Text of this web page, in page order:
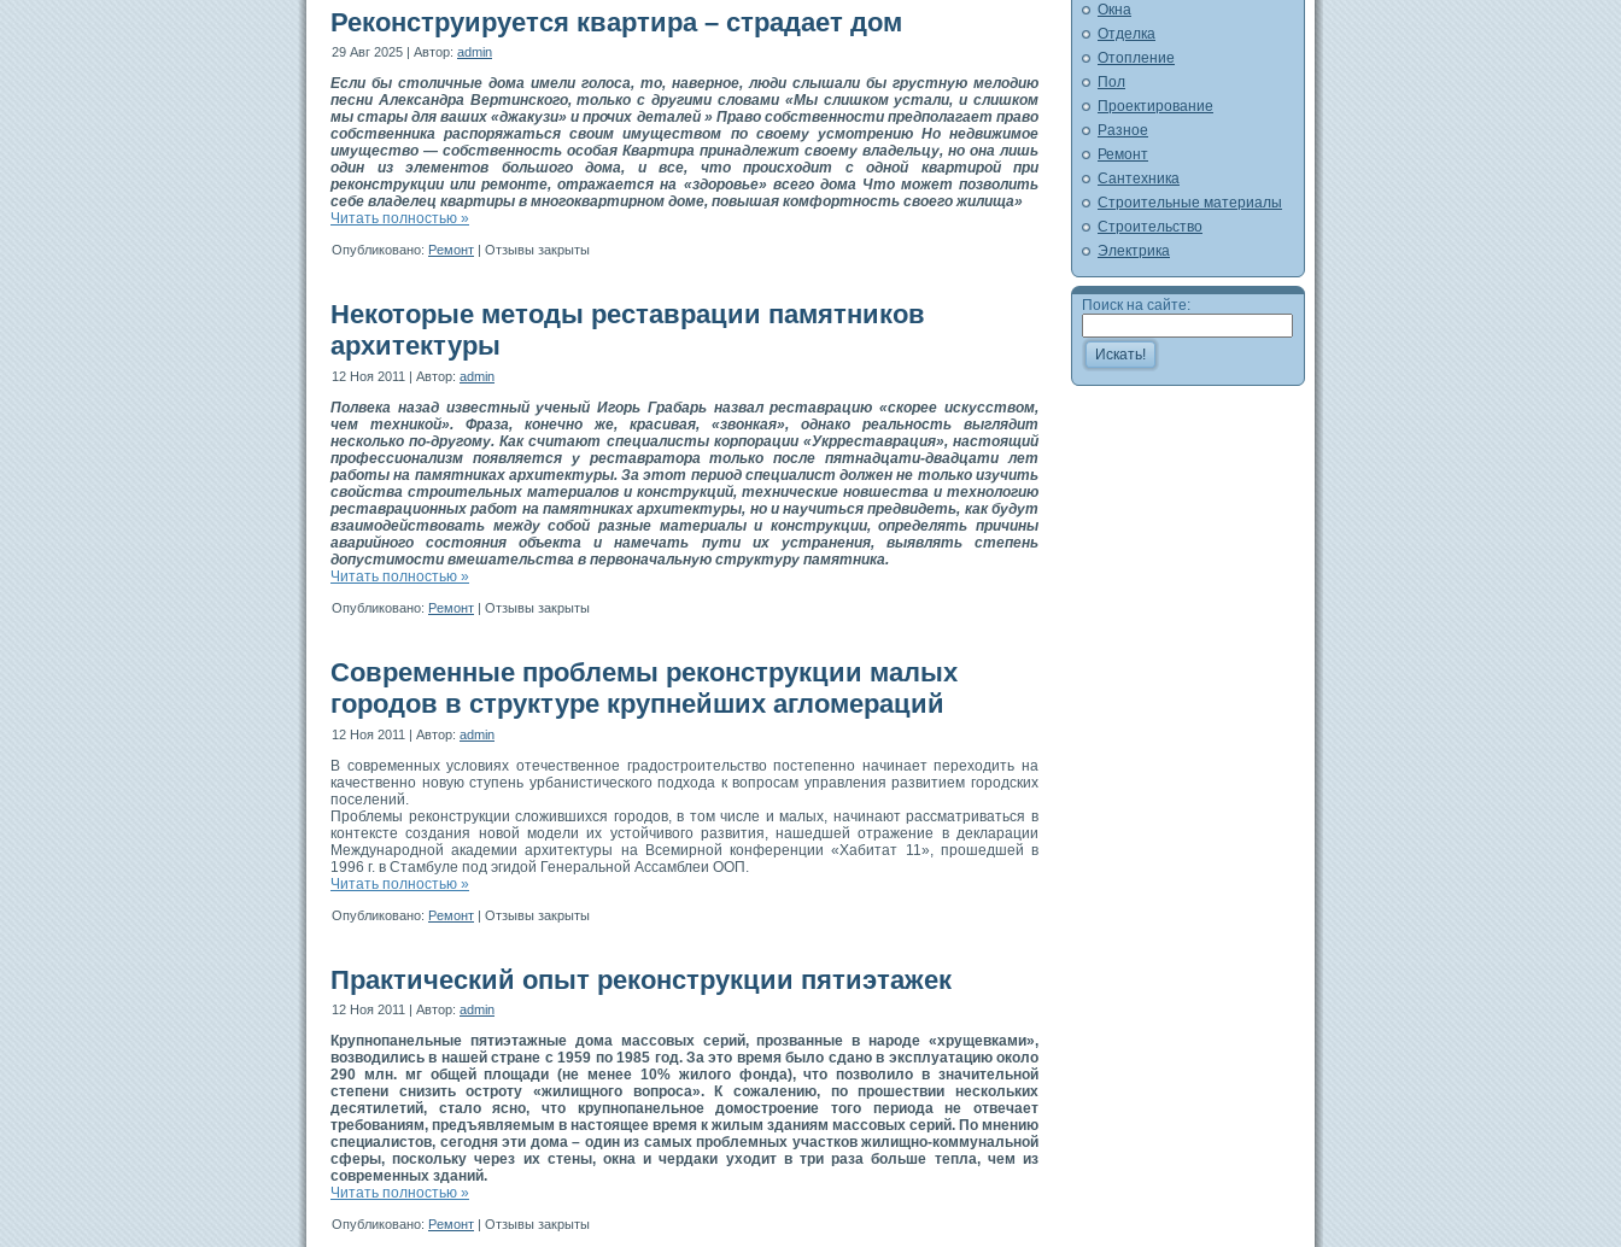
Реконструируется квартира – страдает дом
29 Авг 2025 | Автор: admin
Если бы столичные дома имели голоса, то, наверное, люди слышали бы грустную мелодию
песни Александра Вертинского, только с другими словами «Мы слишком устали, и слишком
мы стары для ваших «джакузи» и прочих деталей » Право собственности предполагает право
собственника распоряжаться своим имуществом по своему усмотрению Но недвижимое
имущество — собственность особая Квартира принадлежит своему владельцу, но она лишь
один из элементов большого дома, и все, что происходит с одной квартирой при
реконструкции или ремонте, отражается на «здоровье» всего дома Что может позволить
себе владелец квартиры в многоквартирном доме, повышая комфортность своего жилища»
Читать полностью »
Опубликовано: Ремонт | Отзывы закрыты
Некоторые методы реставрации памятников
архитектуры
12 Ноя 2011 | Автор: admin
Полвека назад известный ученый Игорь Грабарь назвал реставрацию «скорее искусством,
чем техникой». Фраза, конечно же, красивая, «звонкая», однако реальность выглядит
несколько по-другому. Как считают специалисты корпорации «Укрреставрация», настоящий
профессионализм появляется у реставратора только после пятнадцати-двадцати лет
работы на памятниках архитектуры. За этот период специалист должен не только изучить
свойства строительных материалов и конструкций, технические новшества и технологию
реставрационных работ на памятниках архитектуры, но и научиться предвидеть, как будут
взаимодействовать между собой разные материалы и конструкции, определять причины
аварийного состояния объекта и намечать пути их устранения, выявлять степень
допустимости вмешательства в первоначальную структуру памятника.
Читать полностью »
Опубликовано: Ремонт | Отзывы закрыты
Современные проблемы реконструкции малых
городов в структуре крупнейших агломераций
12 Ноя 2011 | Автор: admin
В современных условиях отечественное градостроительство постепенно начинает переходить на
качественно новую ступень урбанистического подхода к вопросам управления развитием городских
поселений.
Проблемы реконструкции сложившихся городов, в том числе и малых, начинают рассматриваться в
контексте создания новой модели их устойчивого развития, нашедшей отражение в декларации
Международной академии архитектуры на Всемирной конференции «Хабитат 11», прошедшей в
1996 г. в Стамбуле под эгидой Генеральной Ассамблеи ООП.
Читать полностью »
Опубликовано: Ремонт | Отзывы закрыты
Практический опыт реконструкции пятиэтажек
12 Ноя 2011 | Автор: admin
Крупнопанельные пятиэтажные дома массовых серий, прозванные в народе «хрущевками»,
возводились в нашей стране с 1959 по 1985 год. За это время было сдано в эксплуатацию около
290 млн. мг общей площади (не менее 10% жилого фонда), что позволило в значительной
степени снизить остроту «жилищного вопроса». К сожалению, по прошествии нескольких
десятилетий, стало ясно, что крупнопанельное домостроение того периода не отвечает
требованиям, предъявляемым в настоящее время к жилым зданиям массовых серий. По мнению
специалистов, сегодня эти дома – один из самых проблемных участков жилищно-коммунальной
сферы, поскольку через их стены, окна и чердаки уходит в три раза больше тепла, чем из
современных зданий.
Читать полностью »
Опубликовано: Ремонт Отзывы закрыты
Окна
Отделка
Отопление
Пол
Проектирование
Разное
Ремонт
Сантехника
Строительные материалы
Строительство
Электрика
Поиск на сайте:
Искать!